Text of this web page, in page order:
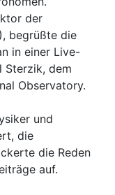
der
begrüßte die
in einer Live-
Sterzik, dem
Observatory.
und
die
die Reden
auf.